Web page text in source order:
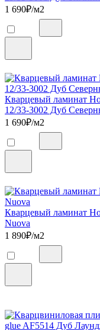
1 690₽/м2
Кварцевый ламинат
12/33-3002 Дуб
1 690₽/м2
Кварцевый ламинат
Nuova
1 890₽/м2